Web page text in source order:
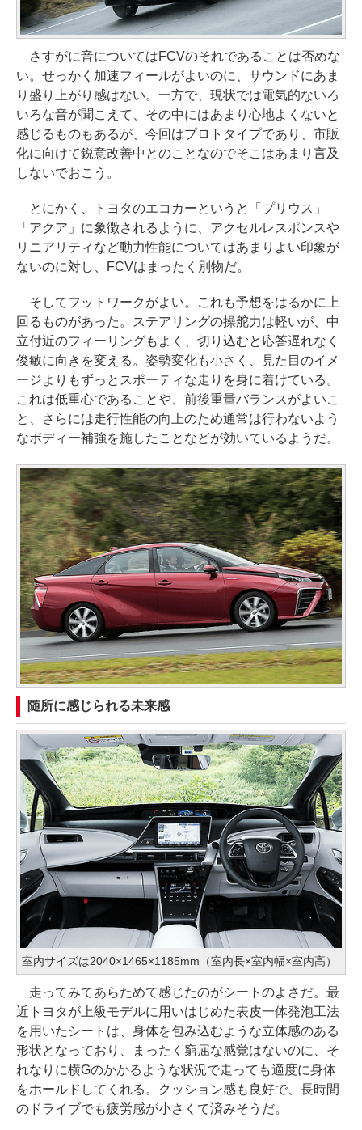
さすがに音についてはFCVのそれであることは否めな
い。せっかく加速フィールがよいのに、サウンドにあま
り盛り上がり感はない。一方で、現状では電気的ないろ
いろな音が聞こえて、その中にはあまり心地よくないと
感じるものもあるが、今回はプロトタイプであり、市販
化に向けて鋭意改善中とのことなのでそこはあまり言及
しないでおこう。
とにかく、トヨタのエコカーというと「プリウス」
「アクア」に象徴されるように、アクセルレスポンスや
リニアリティなど動力性能についてはあまりよい印象が
ないのに対し、FCVはまったく別物だ。
そしてフットワークがよい。これも予想をはるかに上
回るものがあった。ステアリングの操舵力は軽いが、中
立付近のフィーリングもよく、切り込むと応答遅れなく
俊敏に向きを変える。姿勢変化も小さく、見た目のイメ
ージよりもずっとスポーティな走りを身に着けている。
これは低重心であることや、前後重量バランスがよいこ
と、さらには走行性能の向上のため通常は行わないよう
なボディー補強を施したことなどが効いているようだ。
随所に感じられる未来感
室内サイズは2040×1465×1185mm（室内長×室内幅×室内高）
走ってみてあらためて感じたのがシートのよさだ。最
近トヨタが上級モデルに用いはじめた表皮一体発泡工法
を用いたシートは、身体を包み込むような立体感のある
形状となっており、まったく窮屈な感覚はないのに、そ
れなりに横Gのかかるような状況で走っても適度に身体
をホールドしてくれる。クッション感も良好で、長時間
のドライブでも疲労感が小さくて済みそうだ。